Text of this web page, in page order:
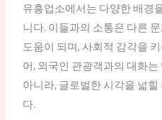
유흥업소에서는 다양한 배경
니다. 이들과의 소통은 다른
도움이 되며, 사회적 감각을
어, 외국인 관광객과의 대화
아니라, 글로벌한 시각을 넓
다.